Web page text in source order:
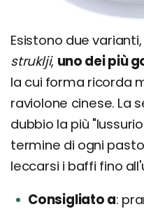
Esistono due
struklji, uno dei più
la cui forma ricorda
raviolone cinese. La
dubbio la più
termine di ogni
leccarsi i baffi fino
Consigliato a